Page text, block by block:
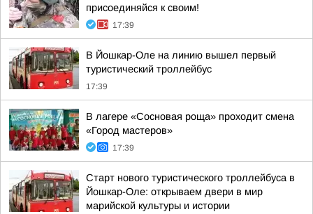
присоединяйся к своим!
17:39
В Йошкар-Оле на линию вышел первый
туристический троллейбус
17:39
В лагере «Сосновая роща» проходит смена
«Город мастеров»
17:39
Старт нового туристического троллейбуса в
Йошкар-Оле: открываем двери в мир
марийской культуры и истории